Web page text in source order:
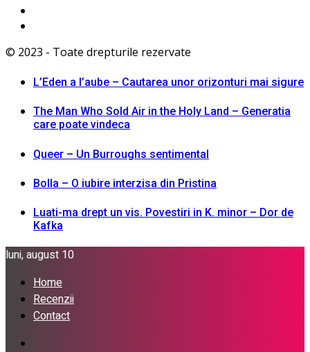
© 2023 - Toate drepturile rezervate
L’Eden a I’aube – Cautarea unor orizonturi mai sigure
The Man Who Sold Air in the Holy Land – Generatia
care poate vindeca
Queer – Un Burroughs sentimental
Bolla – O iubire interzisa din Pristina
Luati-ma drept un vis. Povestiri in K. minor – Dor de
Kafka
luni, august 10
Home
Recenzii
Contact